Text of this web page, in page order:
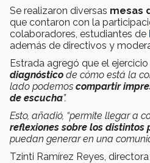
Se realizaron diversas mesas
que contaron con la
colaboradores, estudiantes de
además de directivos y
Estrada agregó que el ejercicio
diagnóstico de cómo está la
lado podemos compartir
de escucha”.
Esto, añadió, “permite llegar a
reflexiones sobre los distintos
puedan generar en una
Tzinti Ramírez Reyes,